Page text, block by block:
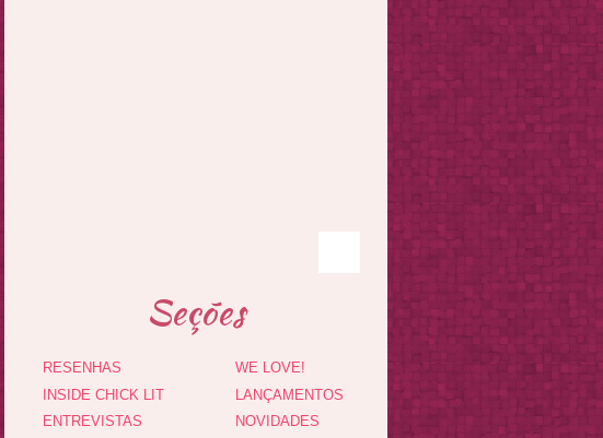
Seções
RESENHAS
INSIDE CHICK LIT
ENTREVISTAS
WE LOVE!
LANÇAMENTOS
NOVIDADES